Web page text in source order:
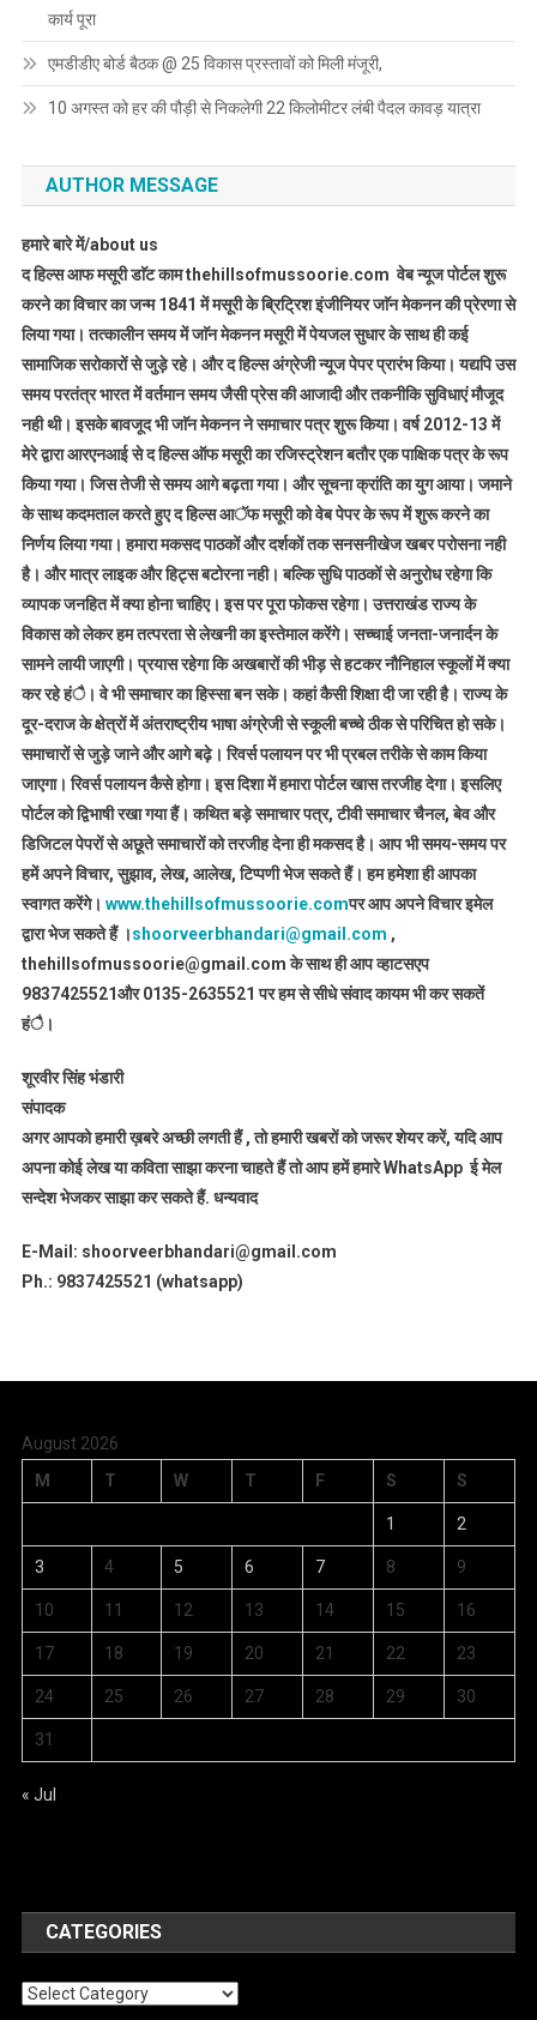
कार्य पूरा
एमडीडीए बोर्ड बैठक @ 25 विकास प्रस्तावों को मिली मंजूरी,
10 अगस्त को हर की पौड़ी से निकलेगी 22 किलोमीटर लंबी पैदल कावड़ यात्रा
AUTHOR MESSAGE
हमारे बारे में/about us
द हिल्स आफ मसूरी डाॅट काम thehillsofmussoorie.com वेब न्यूज पोर्टल शुरू
करने का विचार का जन्म 1841 में मसूरी के ब्रिट्रिश इंजीनियर जाॅन मेकनन की प्रेरणा से
लिया गया। तत्कालीन समय में जाॅन मेकनन मसूरी में पेयजल सुधार के साथ ही कई
सामाजिक सरोकारों से जुड़े रहे। और द हिल्स अंग्रेजी न्यूज पेपर प्रारंभ किया। यद्यपि उस
समय परतंत्र भारत में वर्तमान समय जैसी प्रेस की आजादी और तकनीकि सुविधाएं मौजूद
नही थी। इसके बावजूद भी जाॅन मेकनन ने समाचार पत्र शुरू किया। वर्ष 2012-13 में
मेरे द्वारा आरएनआई से द हिल्स ऑफ मसूरी का रजिस्ट्रेशन बतौर एक पाक्षिक पत्र के रूप
किया गया। जिस तेजी से समय आगे बढ़ता गया। और सूचना क्रांति का युग आया। जमाने
के साथ कदमताल करते हुए द हिल्स आॅफ मसूरी को वेब पेपर के रूप में शुरू करने का
निर्णय लिया गया। हमारा मकसद पाठकों और दर्शकों तक सनसनीखेज खबर परोसना नही
है। और मात्र लाइक और हिट्स बटोरना नही। बल्कि सुधि पाठकों से अनुरोध रहेगा कि
व्यापक जनहित में क्या होना चाहिए। इस पर पूरा फोकस रहेगा। उत्तराखंड राज्य के
विकास को लेकर हम तत्परता से लेखनी का इस्तेमाल करेंगे। सच्चाई जनता-जनार्दन के
सामने लायी जाएगी। प्रयास रहेगा कि अखबारों की भीड़ से हटकर नौनिहाल स्कूलों में क्या
कर रहे हंै। वे भी समाचार का हिस्सा बन सके। कहां कैसी शिक्षा दी जा रही है। राज्य के
दूर-दराज के क्षेत्रों में अंतराष्ट्रीय भाषा अंग्रेजी से स्कूली बच्चे ठीक से परिचित हो सके।
समाचारों से जुड़े जाने और आगे बढ़े। रिवर्स पलायन पर भी प्रबल तरीके से काम किया
जाएगा। रिवर्स पलायन कैसे होगा। इस दिशा में हमारा पोर्टल खास तरजीह देगा। इसलिए
पोर्टल को द्विभाषी रखा गया हैं। कथित बड़े समाचार पत्र, टीवी समाचार चैनल, बेव और
डिजिटल पेपरों से अछूते समाचारों को तरजीह देना ही मकसद है। आप भी समय-समय पर
हमें अपने विचार, सुझाव, लेख, आलेख, टिप्पणी भेज सकते हैं। हम हमेशा ही आपका
स्वागत करेंगे। www.thehillsofmussoorie.comपर आप अपने विचार इमेल
द्वारा भेज सकते हैं ।shoorveerbhandari@gmail.com ,
thehillsofmussoorie@gmail.com के साथ ही आप व्हाटसएप
9837425521और 0135-2635521 पर हम से सीधे संवाद कायम भी कर सकतें
हंै।
शूरवीर सिंह भंडारी
संपादक
अगर आपको हमारी ख़बरे अच्छी लगती हैं , तो हमारी खबरों को जरूर शेयर करें, यदि आप
अपना कोई लेख या कविता साझा करना चाहते हैं तो आप हमें हमारे WhatsApp ई मेल
सन्देश भेजकर साझा कर सकते हैं. धन्यवाद
E-Mail: shoorveerbhandari@gmail.com
Ph.: 9837425521 (whatsapp)
August 2026
M
T W T F S S
1 2
3 4 5 6 7 8 9
10 11 12 13 14 15 16
17 18 19 20 21 22 23
24 25 26 27 28 29 30
31
« Jul
CATEGORIES
Categories